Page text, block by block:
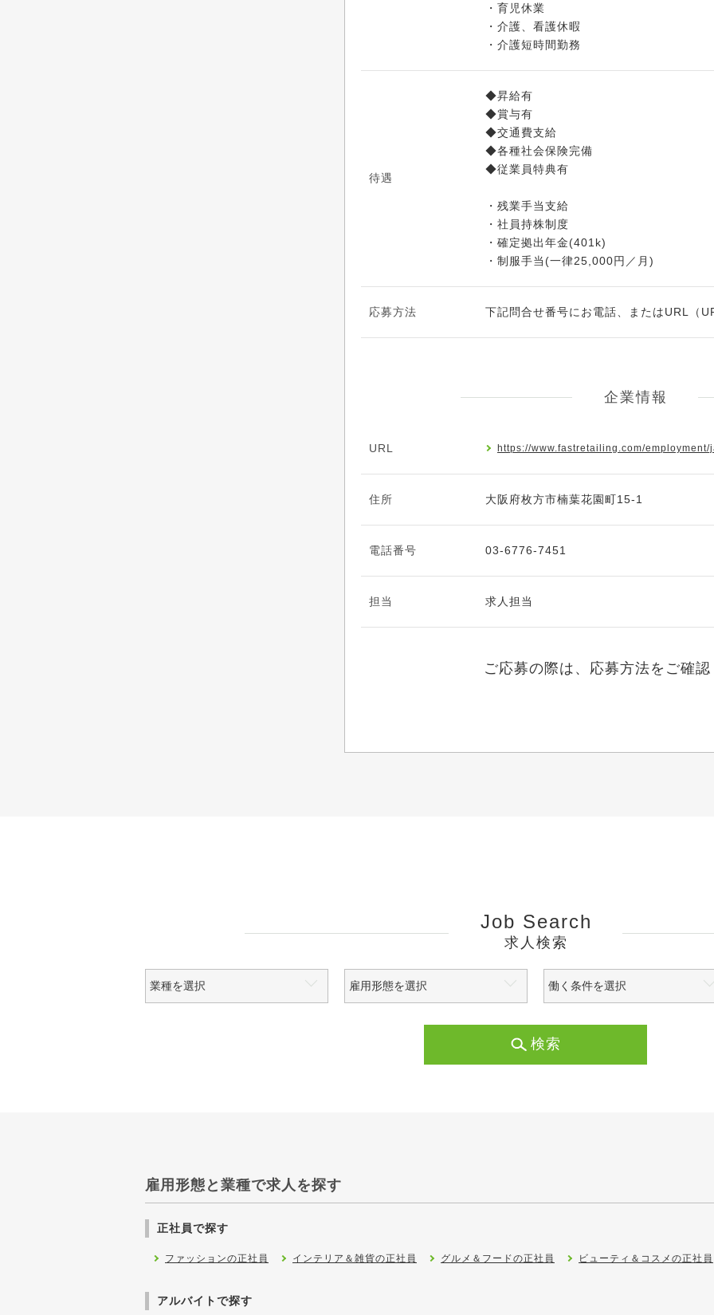
・育児休業
・介護、看護休暇
・介護短時間勤務
待遇
◆昇給有
◆賞与有
◆交通費支給
◆各種社会保険完備
◆従業員特典有
・残業手当支給
・社員持株制度
・確定拠出年金(401k)
・制服手当(一律25,000円／月)
応募方法 下記問合せ番号にお電話、またはURL（
企業情報
URL https://www.fastretailing.com/
住所 大阪府枚方市楠葉花園町15-1
電話番号 03-6776-7451
担当 求人担当
ご応募の際は、応募方法をご確
Job Search
求人検索
検索
雇用形態と業種で求人を探す
正社員で探す
ファッションの正社員 インテリア＆雑貨の正社員 グルメ＆フードの正社員 ビューティ＆コスメの正社員
アルバイトで探す